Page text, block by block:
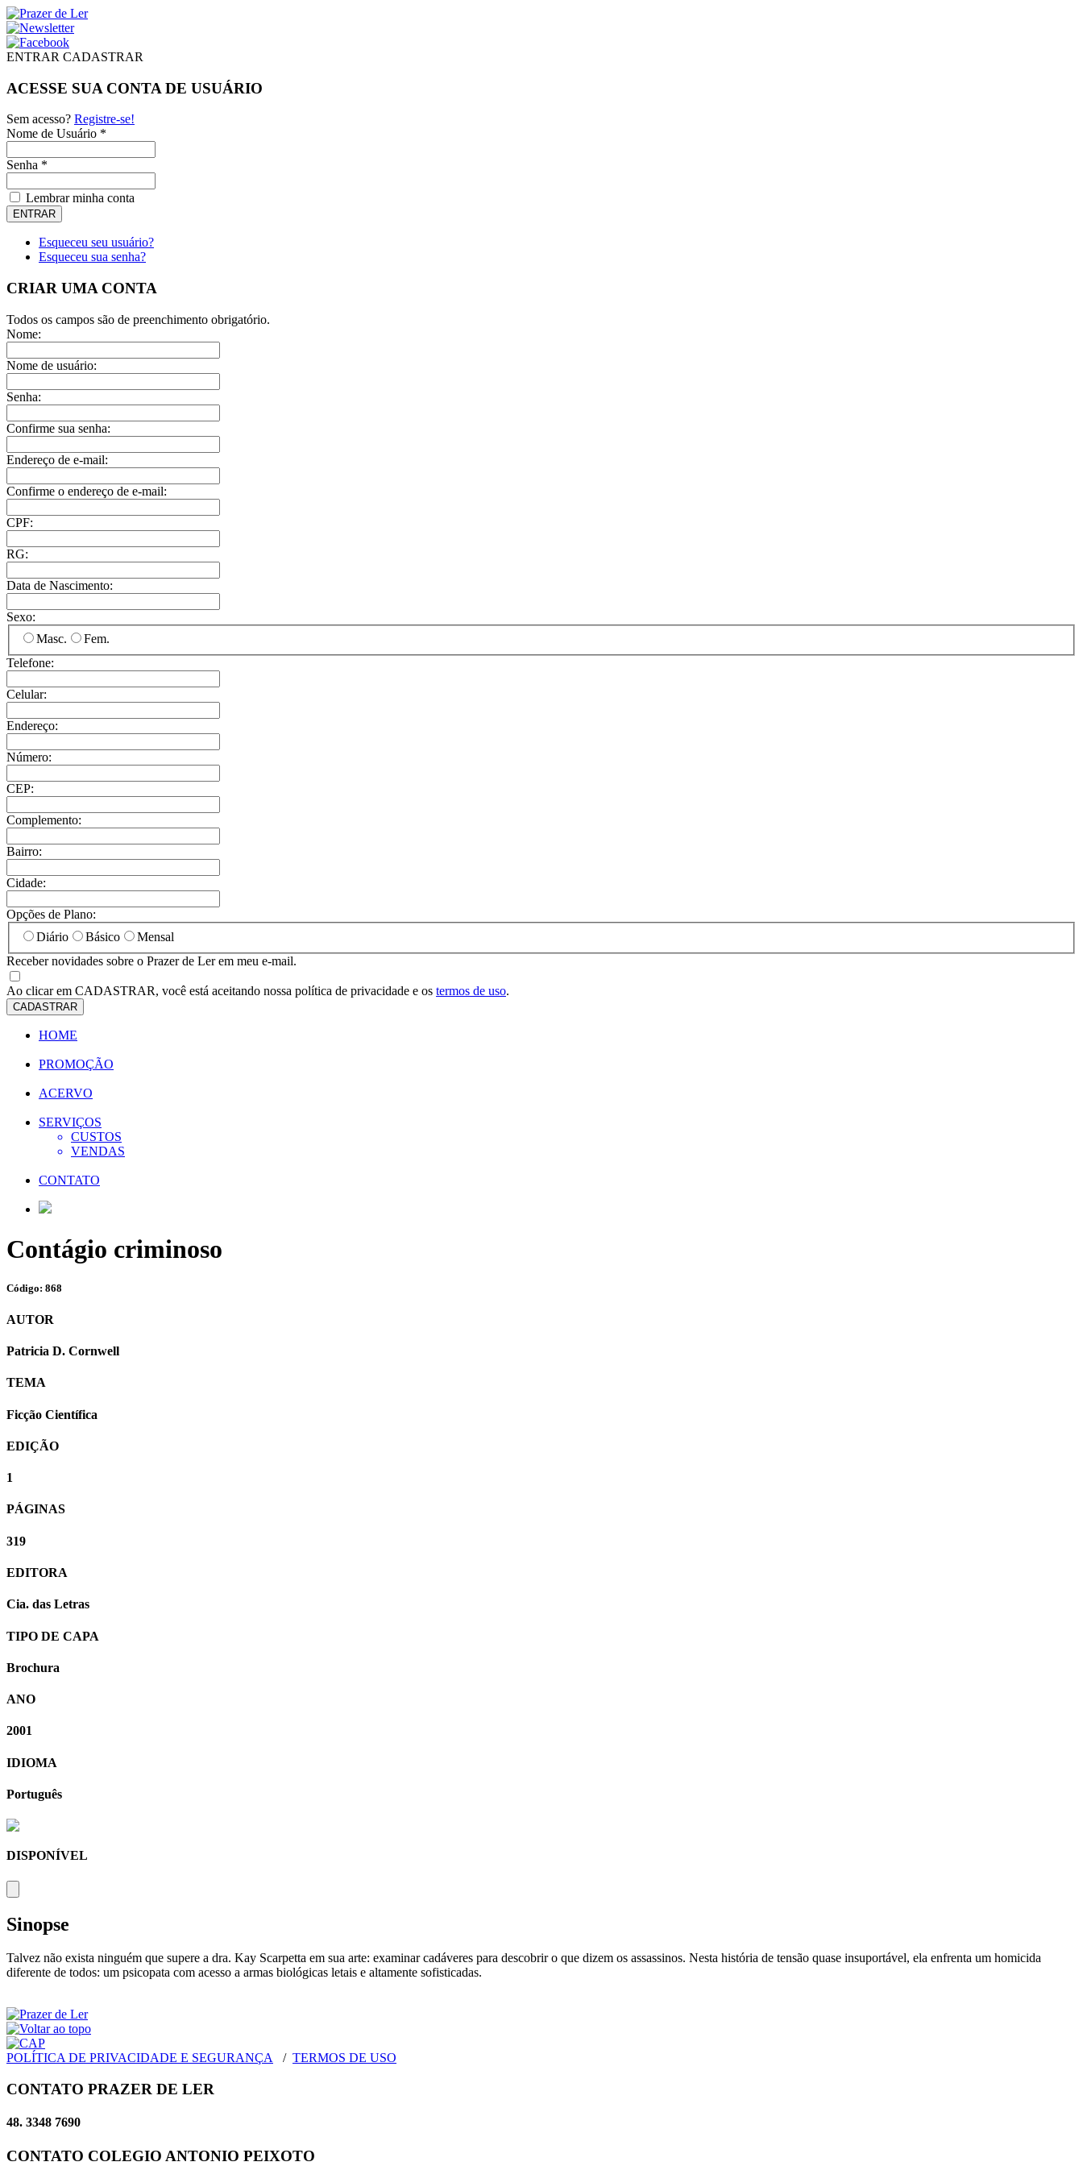
ENTRAR CADASTRAR
ACESSE SUA CONTA DE USUÁRIO
Sem acesso? Registre-se!
Nome de Usuário *
Senha *
Lembrar minha conta
Esqueceu seu usuário?
Esqueceu sua senha?
CRIAR UMA CONTA
Todos os campos são de preenchimento obrigatório.
Nome:
Nome de usuário:
Senha:
Confirme sua senha:
Endereço de e-mail:
Confirme o endereço de e-mail:
CPF:
RG:
Data de Nascimento:
Sexo:
Masc.
Fem.
Telefone:
Celular:
Endereço:
Número:
CEP:
Complemento:
Bairro:
Cidade:
Opções de Plano:
Diário
Básico
Mensal
Receber novidades sobre o Prazer de Ler em meu e-mail.
Ao clicar em CADASTRAR, você está aceitando nossa política de privacidade e os termos de uso.
CADASTRAR
HOME
PROMOÇÃO
ACERVO
SERVIÇOS
CUSTOS
VENDAS
CONTATO
Contágio criminoso
Código: 868
AUTOR
Patricia D. Cornwell
TEMA
Ficção Científica
EDIÇÃO
1
PÁGINAS
319
EDITORA
Cia. das Letras
TIPO DE CAPA
Brochura
ANO
2001
IDIOMA
Português
DISPONÍVEL
Sinopse
Talvez não exista ninguém que supere a dra. Kay Scarpetta em sua arte: examinar cadáveres para descobrir o que dizem os assassinos. Nesta história de tensão quase insuportável, ela enfrenta um homicida
diferente de todos: um psicopata com acesso a armas biológicas letais e altamente sofisticadas.
POLÍTICA DE PRIVACIDADE E SEGURANÇA / TERMOS DE USO
CONTATO PRAZER DE LER
48. 3348 7690
CONTATO COLEGIO ANTONIO PEIXOTO